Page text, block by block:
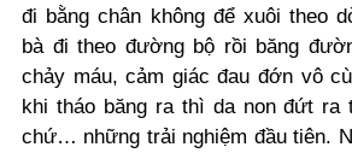
đi bằng chân không để xuôi theo
bà đi theo đường bộ rồi băng
chảy máu, cảm giác đau đớn vô
khi tháo băng ra thì da non đứt ra
chứ… những trải nghiệm đầu tiên.